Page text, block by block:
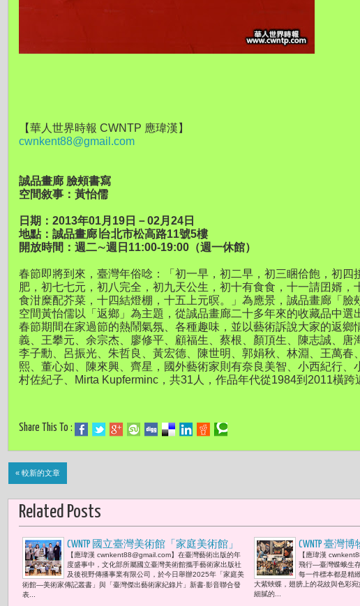
【華人世界時報 CWNTP 應瑋漢】
cwnkent88@gmail.com
誠品畫廊 臉頰書寫
空間敘事：黃怡儒
日期：2013年01月19日－02月24日
地點：誠品畫廊∣台北市松高路11號5樓
開放時間：週二∼週日11:00-19:00（週一休館）
春節即將到來，臺灣年俗唸：「初一早，初二早，初三睏佮飽，初四
肥，初七七元，初八完全，初九天公生，初十有食食，十一請囝婿，
食泔糜配芥菜，十四結燈棚，十五上元暝。」為應景，誠品畫廊「臉
空間黃怡儒以「返鄉」為主題，從誠品畫廊二十多年來的收藏品中選
春節期間在家過節的熱鬧氣氛、各種趣味，並以藝術訴說大家的返鄉
義、王攀元、余宗杰、廖修平、顧福生、蔡根、顏頂生、陳志誠、唐
李子勳、呂振光、朱哲良、黃宏德、陳世明、郭娟秋、林淵、王萬春
熙、董心如、陳來興、齊星，國外藝術家則有奈良美智、小西紀行、
村佐紀子、Mirta Kupferminc，共31人，作品年代從1984到2011橫跨
Share This To :
« 較新的文章
Related Posts
CWNTP 國立臺灣美術館「家庭美術館」
新書‧影音聯合發表會 李遠:「唯有藝術
可以使人安靜下來，覺得快樂、愉悅，
覺得生存找到意義。」曹文傑:「重建臺
【應瑋漢 cwnkent88@gmail.com】在臺灣藝術出版的年
度盛事中，文化部所屬國立臺灣美術館攜手藝術家出版社
及後視野傳播事業有限公司，於今日舉辦2025年「家庭美
術館—美術家傳記叢書」與「臺灣傑出藝術家紀錄片」新書‧影音聯合發
表...
CWNTP 臺灣
生存記》發
境，臺灣生
習，也讓學
【應瑋漢
飛行—臺灣蝶蛾生
每一件標本都是精
大紫蛺蝶，翅膀上的花紋與色彩
細膩的...